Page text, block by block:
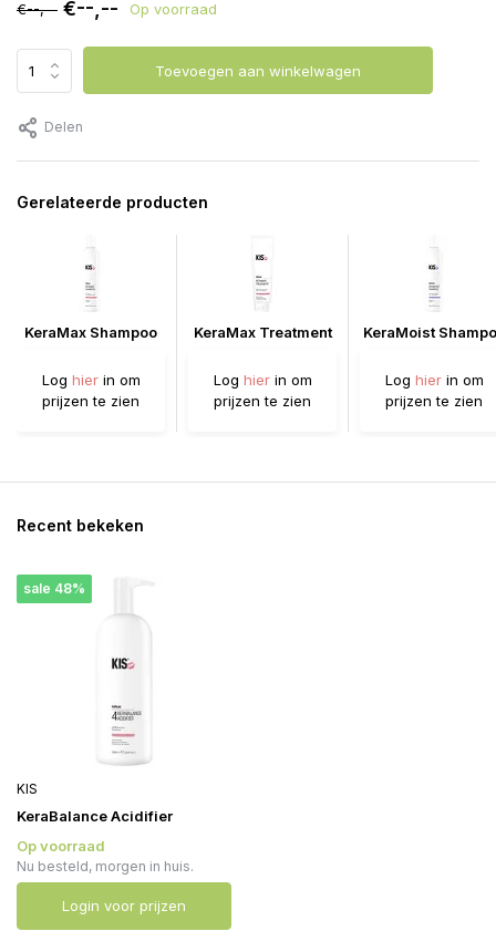
€--,-- €--,-- Op voorraad
Toevoegen aan winkelwagen
Delen
Gerelateerde producten
KeraMax Shampoo
Log hierin om
prijzen te zien
KeraMax Treatment
Log hierin om
prijzen te zien
KeraMoist
Log hierin om
prijzen te zien
Recent bekeken
sale 48%
KIS
KeraBalance Acidifier
Op voorraad
Nu besteld, morgen in huis.
Login voor prijzen